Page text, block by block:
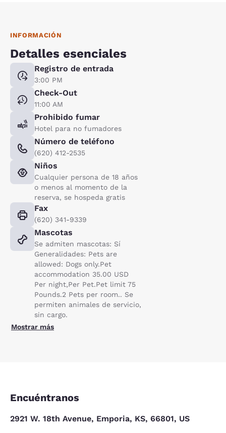
INFORMACIÓN
Detalles esenciales
Registro de entrada
3:00 PM
Check-Out
11:00 AM
Prohibido fumar
Hotel para no fumadores
Número de teléfono
(620) 412-2535
Niños
Cualquier persona de 18 años
o menos al momento de la
reserva, se hospeda gratis
Fax
(620) 341-9339
Mascotas
Se admiten mascotas: Sí
Generalidades: Pets are
allowed: Dogs only.Pet
accommodation 35.00 USD
Per night,Per Pet.Pet limit 75
Pounds.2 Pets per room.. Se
permiten animales de servicio,
sin cargo.
Mostrar más
Encuéntranos
2921 W. 18th Avenue, Emporia, KS, 66801, US